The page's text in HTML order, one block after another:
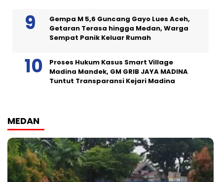
Gempa M 5,6 Guncang Gayo Lues Aceh,
Getaran Terasa hingga Medan, Warga
Sempat Panik Keluar Rumah
Proses Hukum Kasus Smart Village
Madina Mandek, GM GRIB JAYA MADINA
Tuntut Transparansi Kejari Madina
MEDAN